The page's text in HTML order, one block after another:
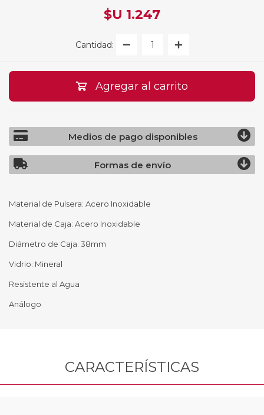
$U 1.247
Cantidad:
Agregar al carrito
Medios de pago disponibles
Formas de envío
Material de Pulsera: Acero Inoxidable
Material de Caja: Acero Inoxidable
Diámetro de Caja: 38mm
Vidrio: Mineral
Resistente al Agua
Análogo
CARACTERÍSTICAS